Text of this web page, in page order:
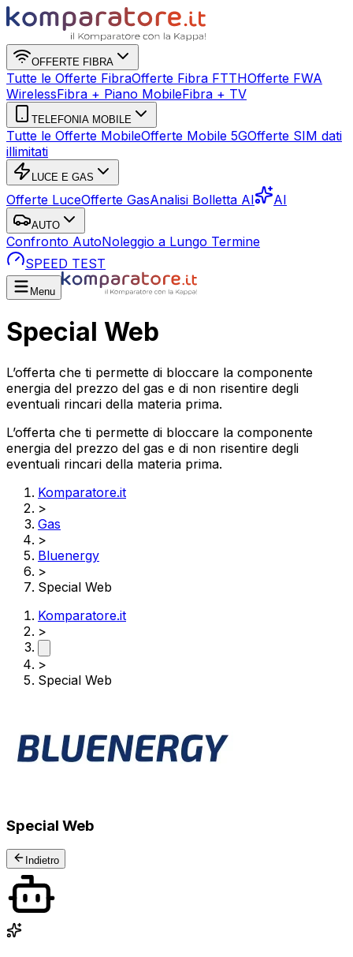
OFFERTE FIBRA
Tutte le Offerte FibraOfferte Fibra FTTHOfferte FWA
WirelessFibra + Piano MobileFibra + TV
TELEFONIA MOBILE
Tutte le Offerte MobileOfferte Mobile 5GOfferte SIM dati
illimitati
LUCE E GAS
Offerte LuceOfferte GasAnalisi Bolletta AI AI
AUTO
Confronto AutoNoleggio a Lungo Termine
SPEED TEST
Menu
Special Web
L’offerta che ti permette di bloccare la componente
energia del prezzo del gas e di non risentire degli
eventuali rincari della materia prima.
L’offerta che ti permette di bloccare la componente
energia del prezzo del gas e di non risentire degli
eventuali rincari della materia prima.
Komparatore.it
>
Gas
>
Bluenergy
>
Special Web
Komparatore.it
>
>
Special Web
Special Web
Indietro